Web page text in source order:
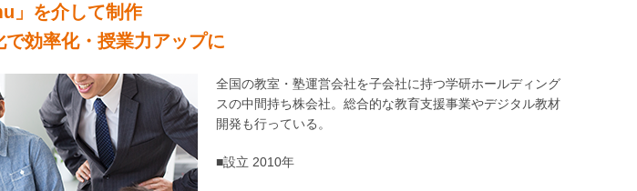
」を介して制作
効率化・授業力アップに
全国の教室・塾運営会社を子会社に持つ学研ホールディング
スの中間持ち株会社。総合的な教育支援事業やデジタル教材
開発も行っている。
■設立 2010年